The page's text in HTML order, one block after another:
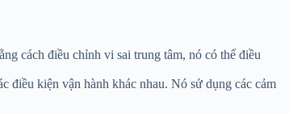
cách điều chỉnh vi sai trung tâm, nó có thể điều
điều kiện vận hành khác nhau. Nó sử dụng các cảm